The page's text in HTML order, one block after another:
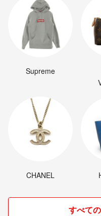
Supreme
CHANEL
すべて